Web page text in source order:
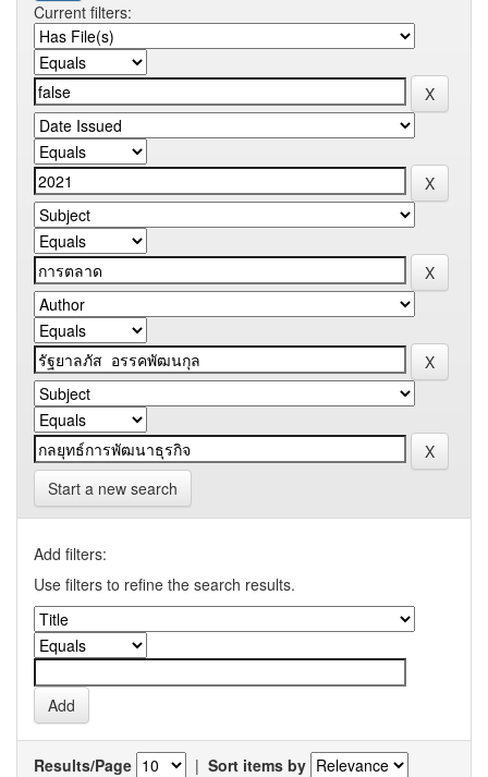
Current filters:
Start a new search
Add filters:
Use filters to refine the search results.
Results/Page | Sort items by